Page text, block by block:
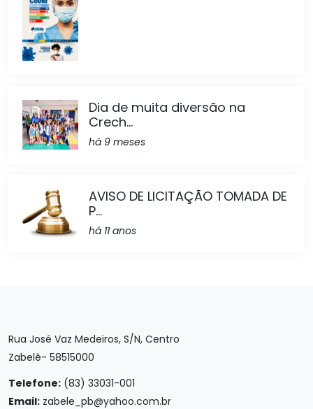
Dia de muita diversão na
Crech...
há 9 meses
AVISO DE LICITAÇÃO TOMADA DE
P...
há 11 anos
Rua José Vaz Medeiros, S/N, Centro
Zabelê- 58515000
Telefone: (83) 33031-001
Email: zabele_pb@yahoo.com.br